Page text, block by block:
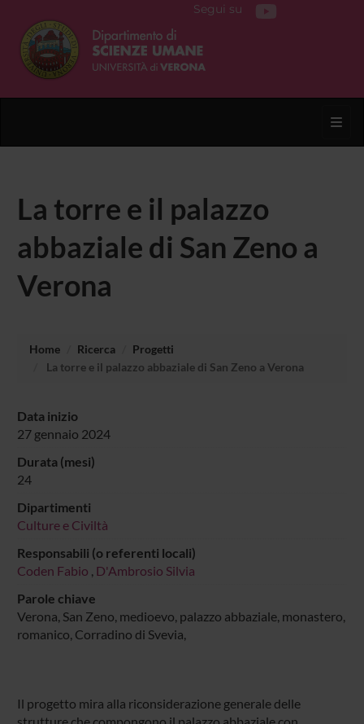
Segui su
La torre e il palazzo
abbaziale di San Zeno a
Verona
Home Ricerca
Progetti
La torre e il palazzo abbaziale di San Zeno a Verona
Data inizio
27 gennaio 2024
Durata (mesi)
24
Dipartimenti
Culture e Civiltà
Responsabili (o referenti locali)
Coden Fabio , D'Ambrosio Silvia
Parole chiave
Verona, San Zeno, medioevo, palazzo abbaziale, monastero,
romanico, Corradino di Svevia,
Il progetto mira alla riconsiderazione generale delle